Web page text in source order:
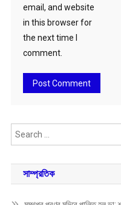
email, and website
in this browser for
the next time I
comment.
সাম্প্রতিক